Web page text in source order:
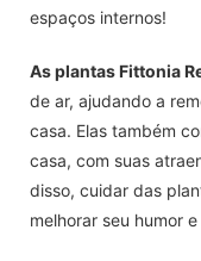
espaços internos!
As plantas Fittonia
de ar, ajudando a
casa. Elas também
casa, com suas
disso, cuidar das
melhorar seu humor